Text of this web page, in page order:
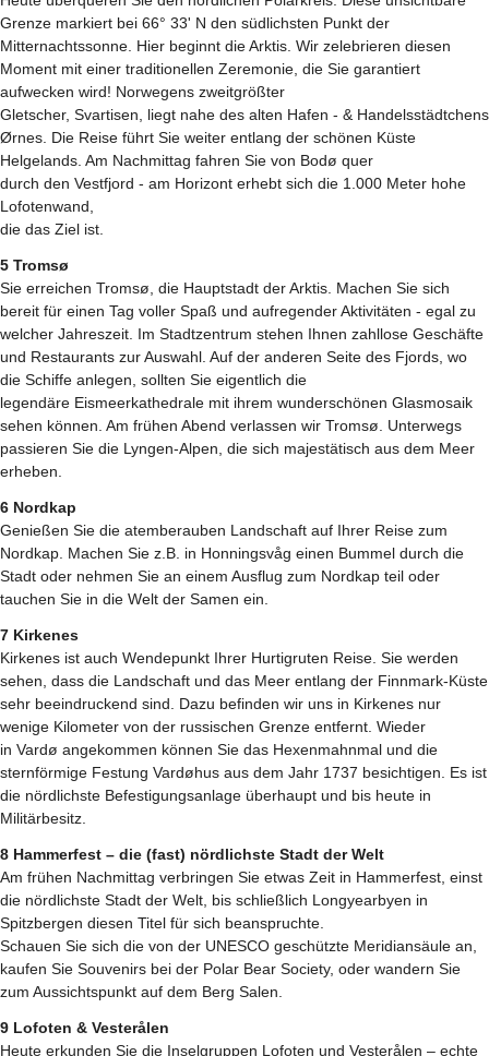
Grenze markiert bei 66° 33' N den südlichsten Punkt der
Mitternachtssonne. Hier beginnt die Arktis. Wir zelebrieren diesen
Moment mit einer traditionellen Zeremonie, die Sie garantiert
aufwecken wird! Norwegens zweitgrößter
Gletscher, Svartisen, liegt nahe des alten Hafen - & Handelsstädtchens
Ørnes. Die Reise führt Sie weiter entlang der schönen Küste
Helgelands. Am Nachmittag fahren Sie von Bodø quer
durch den Vestfjord - am Horizont erhebt sich die 1.000 Meter hohe
Lofotenwand,
die das Ziel ist.
5 Tromsø
Sie erreichen Tromsø, die Hauptstadt der Arktis. Machen Sie sich
bereit für einen Tag voller Spaß und aufregender Aktivitäten - egal zu
welcher Jahreszeit. Im Stadtzentrum stehen Ihnen zahllose Geschäfte
und Restaurants zur Auswahl. Auf der anderen Seite des Fjords, wo
die Schiffe anlegen, sollten Sie eigentlich die
legendäre Eismeerkathedrale mit ihrem wunderschönen Glasmosaik
sehen können. Am frühen Abend verlassen wir Tromsø. Unterwegs
passieren Sie die Lyngen-Alpen, die sich majestätisch aus dem Meer
erheben.
6 Nordkap
Genießen Sie die atemberauben Landschaft auf Ihrer Reise zum
Nordkap. Machen Sie z.B. in Honningsvåg einen Bummel durch die
Stadt oder nehmen Sie an einem Ausflug zum Nordkap teil oder
tauchen Sie in die Welt der Samen ein.
7 Kirkenes
Kirkenes ist auch Wendepunkt Ihrer Hurtigruten Reise. Sie werden
sehen, dass die Landschaft und das Meer entlang der Finnmark-Küste
sehr beeindruckend sind. Dazu befinden wir uns in Kirkenes nur
wenige Kilometer von der russischen Grenze entfernt. Wieder
in Vardø angekommen können Sie das Hexenmahnmal und die
sternförmige Festung Vardøhus aus dem Jahr 1737 besichtigen. Es ist
die nördlichste Befestigungsanlage überhaupt und bis heute in
Militärbesitz.
8 Hammerfest – die (fast) nördlichste Stadt der Welt
Am frühen Nachmittag verbringen Sie etwas Zeit in Hammerfest, einst
die nördlichste Stadt der Welt, bis schließlich Longyearbyen in
Spitzbergen diesen Titel für sich beanspruchte.
Schauen Sie sich die von der UNESCO geschützte Meridiansäule an,
kaufen Sie Souvenirs bei der Polar Bear Society, oder wandern Sie
zum Aussichtspunkt auf dem Berg Salen.
9 Lofoten & Vesterålen
Heute erkunden Sie die Inselgruppen Lofoten und Vesterålen – echte